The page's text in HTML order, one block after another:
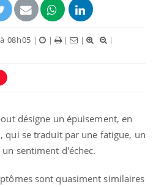
08h05 | | | |
|
désigne un épuisement, en
qui se traduit par une fatigue, un
sentiment d'échec.
sont quasiment similaires